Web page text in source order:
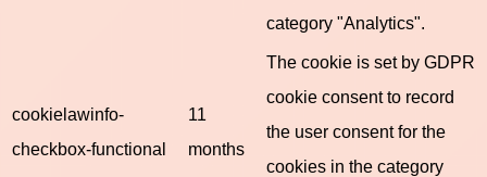
category "Analytics".
cookielawinfo-
checkbox-functional
11
months
The cookie is set by GDPR
cookie consent to record
the user consent for the
cookies in the category